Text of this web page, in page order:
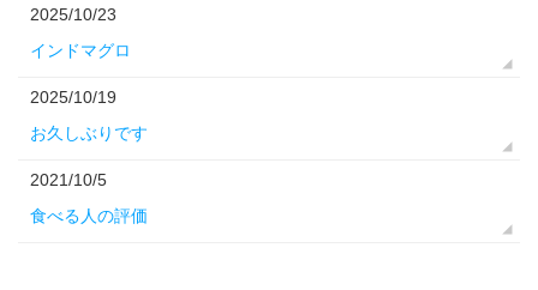
2025/10/23
インドマグロ
2025/10/19
お久しぶりです
2021/10/5
食べる人の評価